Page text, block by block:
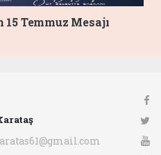
Temmuz Mesajı